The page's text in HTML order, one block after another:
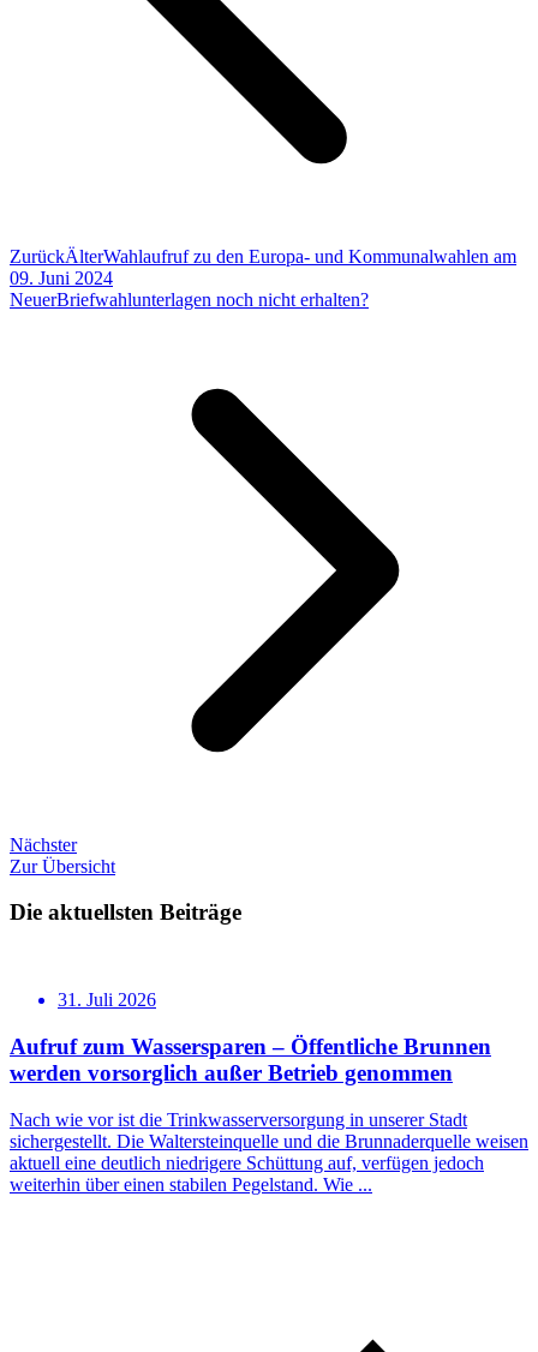
ZurückÄlterWahlaufruf zu den Europa- und Kommunalwahlen am
09. Juni 2024
NeuerBriefwahlunterlagen noch nicht erhalten?
Nächster
Zur Übersicht
Die aktuellsten Beiträge
31. Juli 2026
Aufruf zum Wassersparen – Öffentliche Brunnen
werden vorsorglich außer Betrieb genommen
Nach wie vor ist die Trinkwasserversorgung in unserer Stadt
sichergestellt. Die Waltersteinquelle und die Brunnaderquelle weisen
aktuell eine deutlich niedrigere Schüttung auf, verfügen jedoch
weiterhin über einen stabilen Pegelstand. Wie ...